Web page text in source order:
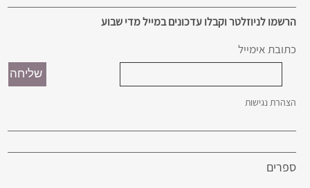
הרשמו לניוזלטר וקבלו עדכונים במייל מדי שבוע
כתובת אימייל
הצהרת נגישות
ספרים